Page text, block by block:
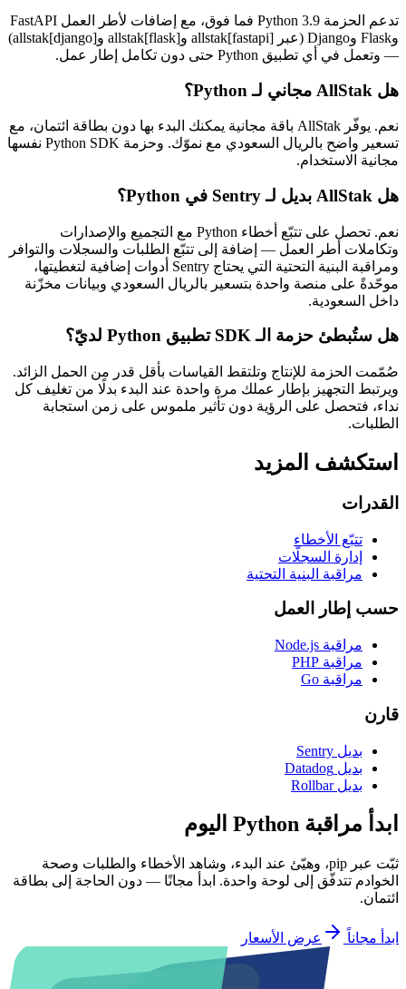
تدعم الحزمة Python 3.9 فما فوق، مع إضافات لأطر العمل FastAPI
وFlask وDjango (عبر allstak[fastapi] وallstak[flask] وallstak[django])
— وتعمل في أي تطبيق Python حتى دون تكامل إطار عمل.
هل AllStak مجاني لـ Python؟
نعم. يوفّر AllStak باقة مجانية يمكنك البدء بها دون بطاقة ائتمان، مع
تسعير واضح بالريال السعودي مع نموّك. وحزمة Python SDK نفسها
مجانية الاستخدام.
هل AllStak بديل لـ Sentry في Python؟
نعم. تحصل على تتبّع أخطاء Python مع التجميع والإصدارات
وتكاملات أطر العمل — إضافة إلى تتبّع الطلبات والسجلات والتوافر
ومراقبة البنية التحتية التي يحتاج Sentry أدوات إضافية لتغطيتها،
موحّدةً على منصة واحدة بتسعير بالريال السعودي وبيانات مخزّنة
داخل السعودية.
هل ستُبطئ حزمة الـ SDK تطبيق Python لديّ؟
صُمّمت الحزمة للإنتاج وتلتقط القياسات بأقل قدر من الحمل الزائد.
ويرتبط التجهيز بإطار عملك مرة واحدة عند البدء بدلًا من تغليف كل
نداء، فتحصل على الرؤية دون تأثير ملموس على زمن استجابة
الطلبات.
استكشف المزيد
القدرات
تتبّع الأخطاء
إدارة السجلّات
مراقبة البنية التحتية
حسب إطار العمل
مراقبة Node.js
مراقبة PHP
مراقبة Go
قارن
بديل Sentry
بديل Datadog
بديل Rollbar
ابدأ مراقبة Python اليوم
ثبّت عبر pip، وهيّئ عند البدء، وشاهد الأخطاء والطلبات وصحة
الخوادم تتدفّق إلى لوحة واحدة. ابدأ مجانًا — دون الحاجة إلى بطاقة
ائتمان.
ابدأ مجاناً عرض الأسعار